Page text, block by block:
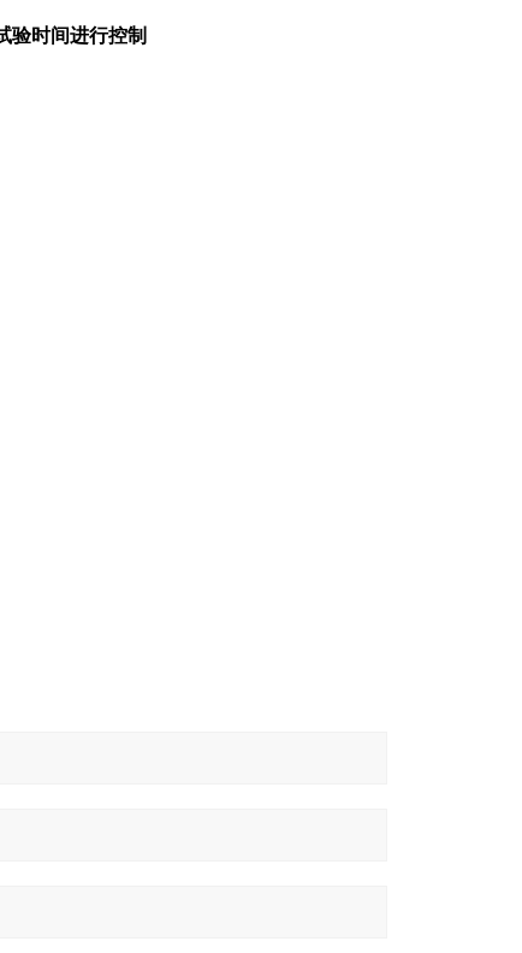
验时间进行控制